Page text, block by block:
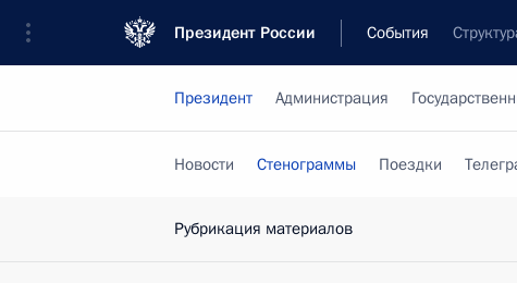
Президент России События
Президент Администрация
Новости Стенограммы Поездки
Рубрикация материалов